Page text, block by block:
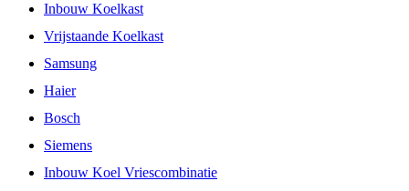
Inbouw Koelkast
Vrijstaande Koelkast
Samsung
Haier
Bosch
Siemens
Inbouw Koel Vriescombinatie